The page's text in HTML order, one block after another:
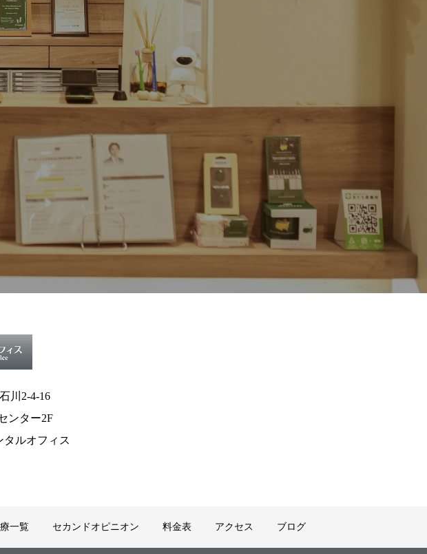
川2-4-16
ンター2F
タルオフィス
一覧 セカンドオピニオン 料金表 アクセス ブログ